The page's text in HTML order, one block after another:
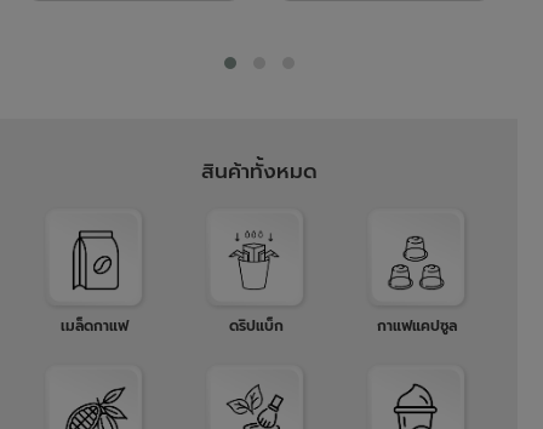
สินค้าทั้งหมด
เมล็ดกาแฟ ดริปแบ็ก กาแฟแคปซูล